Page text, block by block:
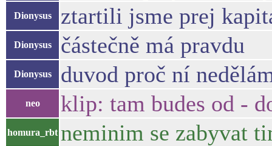
Dionysus ztartili jsme prej
Dionysus částečně má pravdu
Dionysus duvod proč ní
neo klip: tam budes od -
homura_rbt neminim se zabyvat